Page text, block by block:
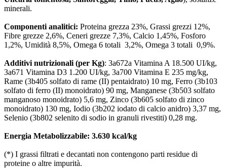
minerali.
Componenti analitici: Proteina grezza 23%, Grassi grezzi 12%,
Fibre grezze 2,6%, Ceneri grezze 7,3%, Calcio 1,45%, Fosforo
1,2%, Umidità 8,5%, Omega 6 totali 3,2%, Omega 3 totali 0,9%.
Additivi nutrizionali (per Kg): 3a672a Vitamina A 18.500 UI/kg,
3a671 Vitamina D3 1.200 UI/kg, 3a700 Vitamina E 235 mg/kg,
Rame (3b405 solfato di rame (II) pentaidrato) 10 mg, Ferro (3b103
solfato di ferro (II) monoidrato) 90 mg, Manganese (3b503 solfato
manganoso monoidrato) 5,6 mg, Zinco (3b605 solfato di zinco
monoidrato) 130 mg, Iodio (3b202 iodato di calcio anidro) 3,37 mg,
Selenio (3b802 selenito di sodio in granuli rivestiti) 0,28 mg.
Energia Metabolizzabile: 3.630 kcal/kg
(*) I grassi filtrati e decantati non contengono parti residue di
proteine o altre impurità.